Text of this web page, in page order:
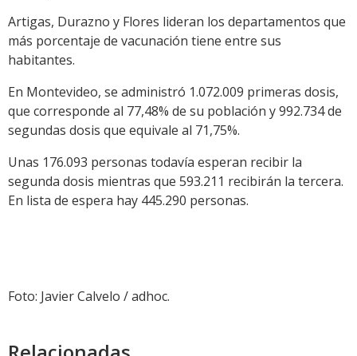
Artigas, Durazno y Flores lideran los departamentos que
más porcentaje de vacunación tiene entre sus
habitantes.
En Montevideo, se administró 1.072.009 primeras dosis,
que corresponde al 77,48% de su población y 992.734 de
segundas dosis que equivale al 71,75%.
Unas 176.093 personas todavía esperan recibir la
segunda dosis mientras que 593.211 recibirán la tercera.
En lista de espera hay 445.290 personas.
Foto: Javier Calvelo / adhoc.